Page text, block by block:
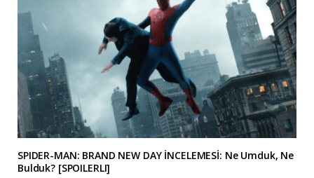
SPIDER-MAN: BRAND NEW DAY İNCELEMESİ: Ne Umduk, Ne
Bulduk? [SPOILERLI]